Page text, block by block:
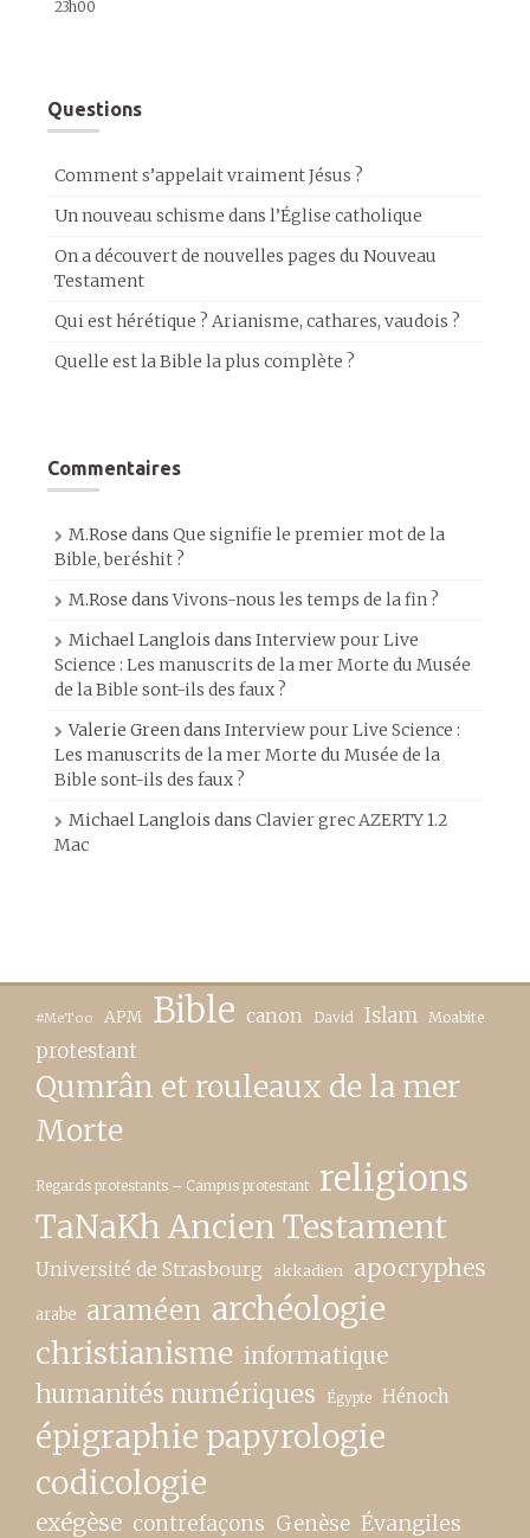
23h00
Questions
Comment s’appelait vraiment Jésus ?
Un nouveau schisme dans l’Église catholique
On a découvert de nouvelles pages du Nouveau
Testament
Qui est hérétique ? Arianisme, cathares, vaudois ?
Quelle est la Bible la plus complète ?
Commentaires
M.Rose dans Que signifie le premier mot de la
Bible, beréshit ?
M.Rose dansVivons-nous les temps de la fin ?
Michael Langlois dans Interview pour Live
Science : Les manuscrits de la mer Morte du Musée
de la Bible sont-ils des faux ?
Valerie Greendans Interview pour Live Science :
Les manuscrits de la mer Morte du Musée de la
Bible sont-ils des faux ?
Michael Langlois dans Clavier grec AZERTY 1.2
Mac
#MeToo APM Bible canon David Islam Moabite
protestant
Qumrân et rouleaux de la mer
Morte
Regards protestants – Campus protestant religions
TaNaKh Ancien Testament
Université de Strasbourg akkadien apocryphes
arabe araméen archéologie
christianisme informatique
humanités numériques Égypte Hénoch
épigraphie papyrologie
codicologie
exégèse contrefaçons Genèse Évangiles